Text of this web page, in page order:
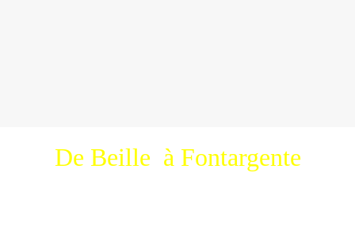
De Beille à Fontargente